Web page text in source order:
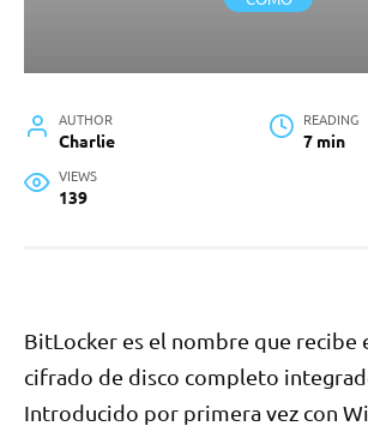
AUTHOR
Charlie
READING
7 min
VIEWS
139
BitLocker es el nombre que recibe
cifrado de disco completo
Introducido por primera vez con